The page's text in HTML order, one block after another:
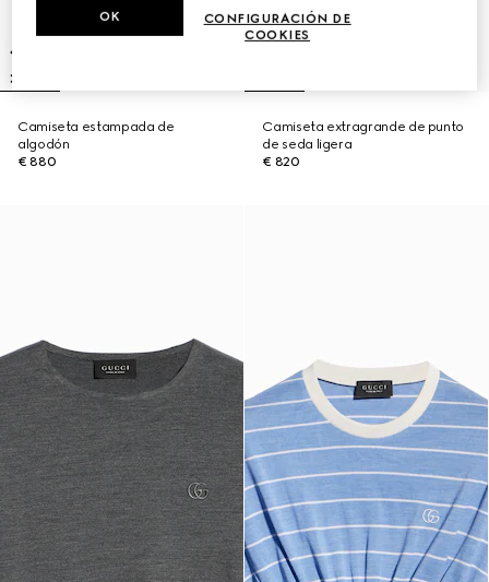
Camiseta estampada de
algodón
€ 880
Camiseta extragrande de punto
de seda ligera
€ 820
CONFIGURACIÓN DE
COOKIES
OK